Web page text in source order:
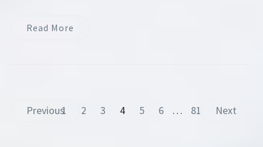
Read More
Previous1 2 3 4 5 6 … 81 Next